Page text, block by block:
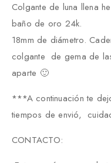
Colgante de luna llena
baño de oro 24k.
18mm de diámetro.
colgante de gema de
aparte 🙂
***A continuación te
tiempos de envió,
CONTACTO: